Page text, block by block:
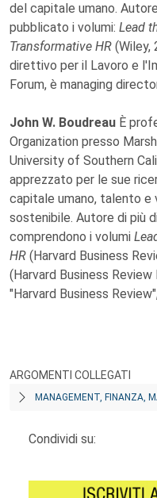
del capitale umano.
pubblicato i volumi: Lead
Transformative HR (Wiley,
direttivo per il Lavoro e
Forum, è managing
John W. Boudreau È
Organization presso
University of Southern
apprezzato per le sue
capitale umano, talento
sostenibile. Autore di più
comprendono i volumi
HR (Harvard Business
(Harvard Business
"Harvard Business
ARGOMENTI COLLEGATI
MANAGEMENT, FINANZA,
Condividi su: